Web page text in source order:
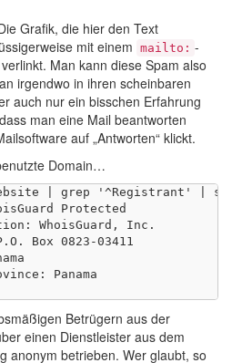
Grafik, die hier den Text
mit einem mailto: -
Man kann diese Spam also
irgendwo in ihren scheinbaren
auch nur ein bisschen Erfahrung
man eine Mail beantworten
auf „Antworten“ klickt.
Domain…
| grep '^Registrant' |
Protected
WhoisGuard, Inc.
Box 0823-03411
Panama
Betrügern aus der
einen Dienstleister aus dem
anonym betrieben. Wer glaubt, so